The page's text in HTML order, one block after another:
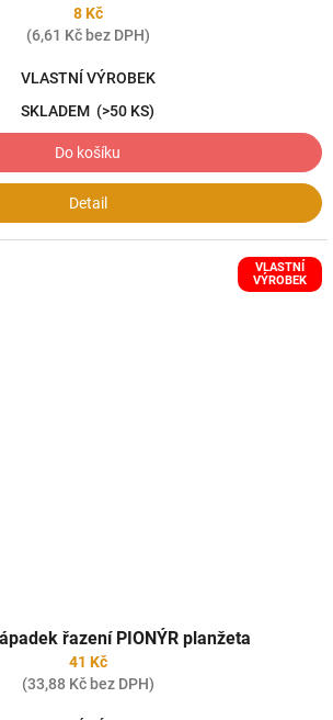
8 Kč
(6,61 Kč bez DPH)
VLASTNÍ VÝROBEK
SKLADEM (>50 KS)
Do košíku
Detail
VLASTNÍ
VÝROBEK
řazení PIONÝR planžeta
41 Kč
(33,88 Kč bez DPH)